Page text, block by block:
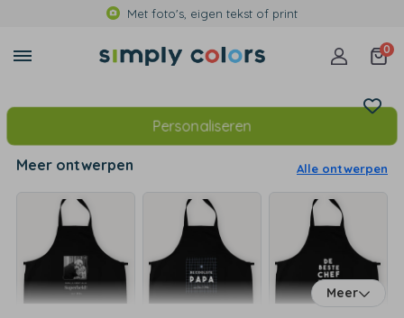
Met foto's, eigen tekst of print
0
Personaliseren
Meer ontwerpen Alle ontwerpen
Meer